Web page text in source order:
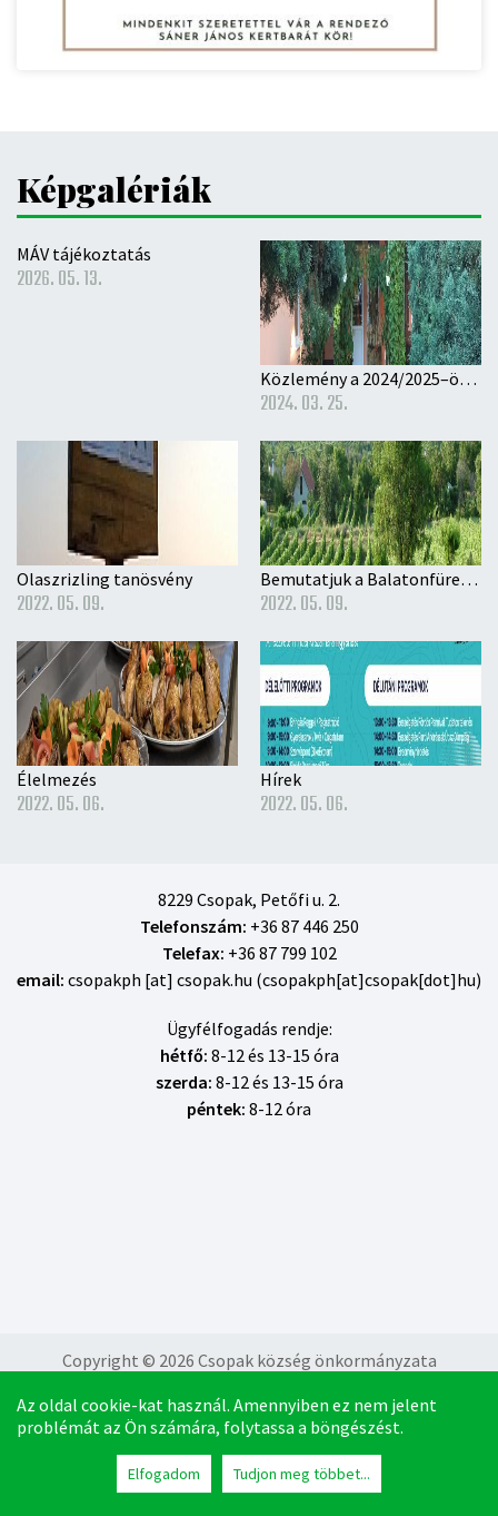
Képgalériák
MÁV tájékoztatás
2026. 05. 13.
Közlemény a 2024/2025–ös nevelési évre történő óvodai beíratás rendjéről
2024. 03. 25.
Olaszrizling tanösvény
2022. 05. 09.
Bemutatjuk a Balatonfüred-Csopaki Borvidéket
2022. 05. 09.
Élelmezés
2022. 05. 06.
Hírek
2022. 05. 06.
8229 Csopak, Petőfi u. 2.
Telefonszám: +36 87 446 250
Telefax: +36 87 799 102
email: csopakph [at] csopak.hu (csopakph[at]csopak[dot]hu)
Ügyfélfogadás rendje:
hétfő: 8-12 és 13-15 óra
szerda: 8-12 és 13-15 óra
péntek: 8-12 óra
Copyright © 2026 Csopak község önkormányzata
Lábléc
CSOPAK
Adatvédelmi tájékoztató
Impresszum
Jogi nyilatkozat
Az oldal cookie-kat használ. Amennyiben ez nem jelent
problémát az Ön számára, folytassa a böngészést.
Elfogadom Tudjon meg többet...